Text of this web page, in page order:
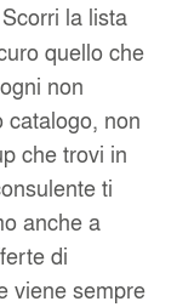
la lista
quello che
non
catalogo, non
che trovi in
ti
anche a
di
viene sempre